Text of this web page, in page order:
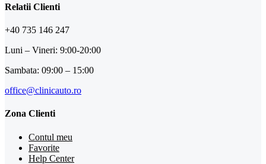
Relatii Clienti
+40 735 146 247
Luni – Vineri: 9:00-20:00
Sambata: 09:00 – 15:00
office@clinicauto.ro
Zona Clienti
Contul meu
Favorite
Help Center